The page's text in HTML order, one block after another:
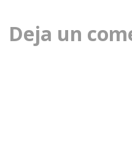
Deja un